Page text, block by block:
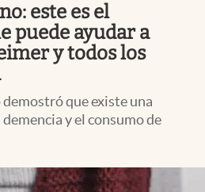
este es el
puede ayudar a
y todos los
que existe una
y el consumo de